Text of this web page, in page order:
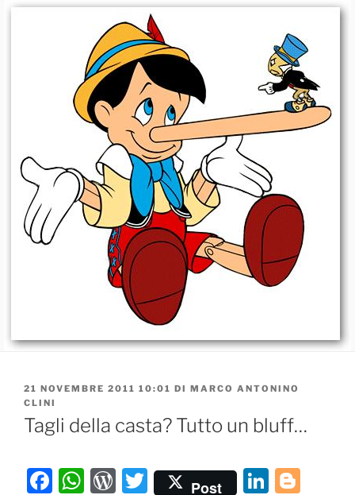
PUBBLICATO
IL
21 NOVEMBRE 2011 10:01 DI MARCO ANTONINO
CLINI
Tagli della casta? Tutto un bluff…
F
W W T
Post
Li